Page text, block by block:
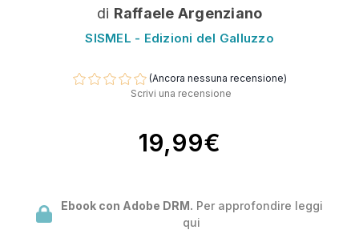
di Raffaele Argenziano
SISMEL - Edizioni del Galluzzo
(Ancora nessuna recensione)
Scrivi una recensione
19,99€
Ebook con Adobe DRM. Per approfondire leggi
qui